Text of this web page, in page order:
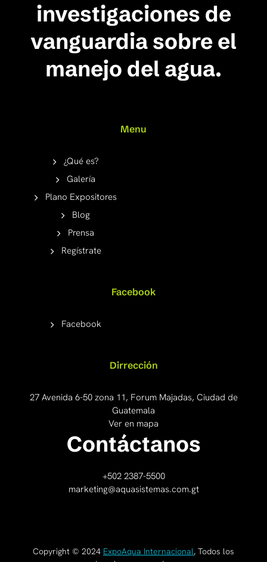
investigaciones de
vanguardia sobre el
manejo del agua.
Menu
¿Qué es?
Galería
Plano Expositores
Blog
Prensa
Regístrate
Facebook
Facebook
Dirrección
27 Avenida 6-50 zona 11, Forum Majadas, Ciudad de
Guatemala
Ver en mapa
Contáctanos
+502 2387-5500
marketing@aquasistemas.com.gt
Copyright © 2024 ExpoAqua Internacional, Todos los